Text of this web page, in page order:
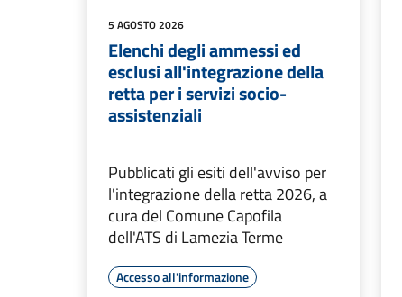
5 AGOSTO 2026
Elenchi degli ammessi ed
esclusi all'integrazione della
retta per i servizi socio-
assistenziali
Pubblicati gli esiti dell'avviso per
l'integrazione della retta 2026, a
cura del Comune Capofila
dell'ATS di Lamezia Terme
Accesso all'informazione